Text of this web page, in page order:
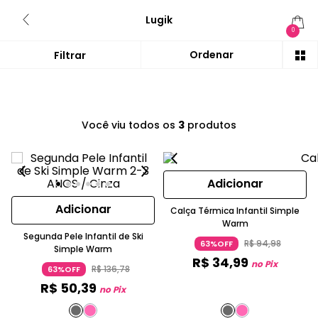
Lugik
0
Você viu todos os 3 produtos
Adicionar
Segunda Pele Infantil de Ski
Simple Warm
63%OFF R$136,78
R$ 50,39 no Pix
Adicionar
Calça Térmica Infantil Simple
Warm
63%OFF R$94,98
R$ 34,99 no Pix